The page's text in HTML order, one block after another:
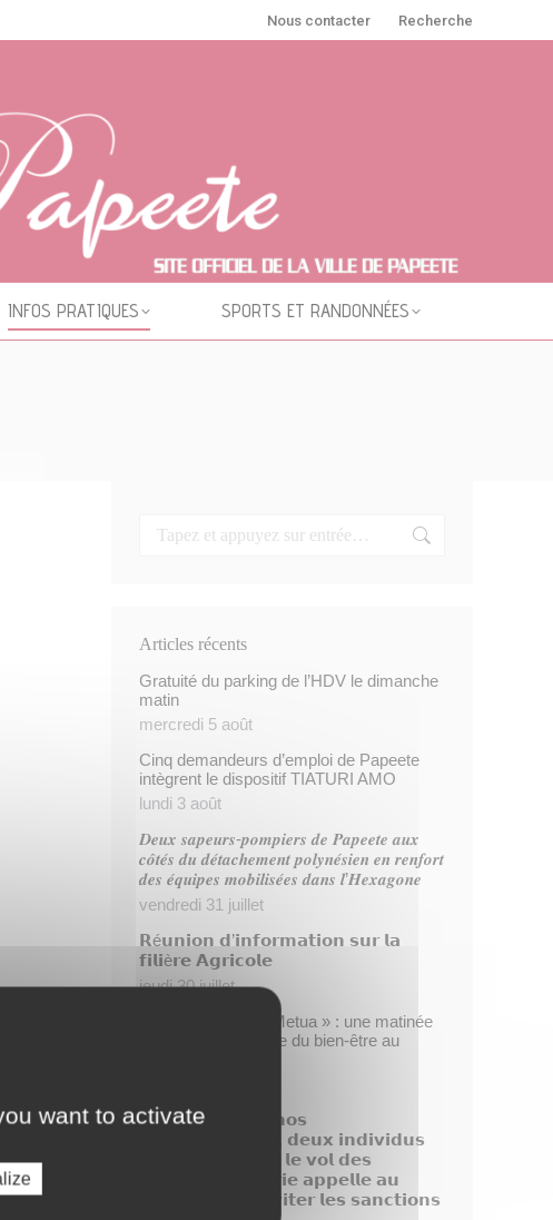
Nous contacter Recherche
INFOS PRATIQUES SPORTS ET RANDONNÉES
Articles récents
Gratuité du parking de l’HDV le dimanche
matin
mercredi 5 août
Cinq demandeurs d’emploi de Papeete
intègrent le dispositif TIATURI AMO
lundi 3 août
𝑫𝒆𝒖𝒙 𝒔𝒂𝒑𝒆𝒖𝒓𝒔-𝒑𝒐𝒎𝒑𝒊𝒆𝒓𝒔 𝒅𝒆 𝑷𝒂𝒑𝒆𝒆𝒕𝒆 𝒂𝒖𝒙
𝒄𝒐̂𝒕𝒆́𝒔 𝒅𝒖 𝒅𝒆́𝒕𝒂𝒄𝒉𝒆𝒎𝒆𝒏𝒕 𝒑𝒐𝒍𝒚𝒏𝒆́𝒔𝒊𝒆𝒏 𝒆𝒏 𝒓𝒆𝒏𝒇𝒐𝒓𝒕
𝒅𝒆𝒔 𝒆́𝒒𝒖𝒊𝒑𝒆𝒔 𝒎𝒐𝒃𝒊𝒍𝒊𝒔𝒆́𝒆𝒔 𝒅𝒂𝒏𝒔 𝒍’𝑯𝒆𝒙𝒂𝒈𝒐𝒏𝒆
vendredi 31 juillet
𝗥é𝘂𝗻𝗶𝗼𝗻 𝗱’𝗶𝗻𝗳𝗼𝗿𝗺𝗮𝘁𝗶𝗼𝗻 𝘀𝘂𝗿 𝗹𝗮
𝗳𝗶𝗹𝗶è𝗿𝗲 𝗔𝗴𝗿𝗶𝗰𝗼𝗹𝗲
jeudi 30 juillet
Opération « Taofe Metua » : une matinée
placée sous le signe du bien-être au
𝗗𝗶𝘀𝗽𝗮𝗿𝗶𝘁𝗶𝗼𝗻 𝗱𝗲 𝗻𝗼𝘀
𝗯𝗼𝘂𝗴𝗮𝗶𝗻𝘃𝗶𝗹𝗹𝗶𝗲𝗿𝘀, 𝗱𝗲𝘂𝘅 𝗶𝗻𝗱𝗶𝘃𝗶𝗱𝘂𝘀
𝗶𝗱𝗲𝗻𝘁𝗶𝗳𝗶é𝘀 𝗮𝗽𝗿é𝘀 𝗹𝗲 𝘃𝗼𝗹 𝗱𝗲𝘀
𝗽𝗹𝗮𝗻𝘁𝗲𝘀, 𝗹𝗮 𝗺𝗮𝗶𝗿𝗶𝗲 𝗮𝗽𝗽𝗲𝗹𝗹𝗲 𝗮𝘂
𝗰𝗶𝘃𝗶𝘀𝗺𝗲 𝗽𝗼𝘂𝗿 é𝘃𝗶𝘁𝗲𝗿 𝗹𝗲𝘀 𝘀𝗮𝗻𝗰𝘁𝗶𝗼𝗻𝘀
want to activate